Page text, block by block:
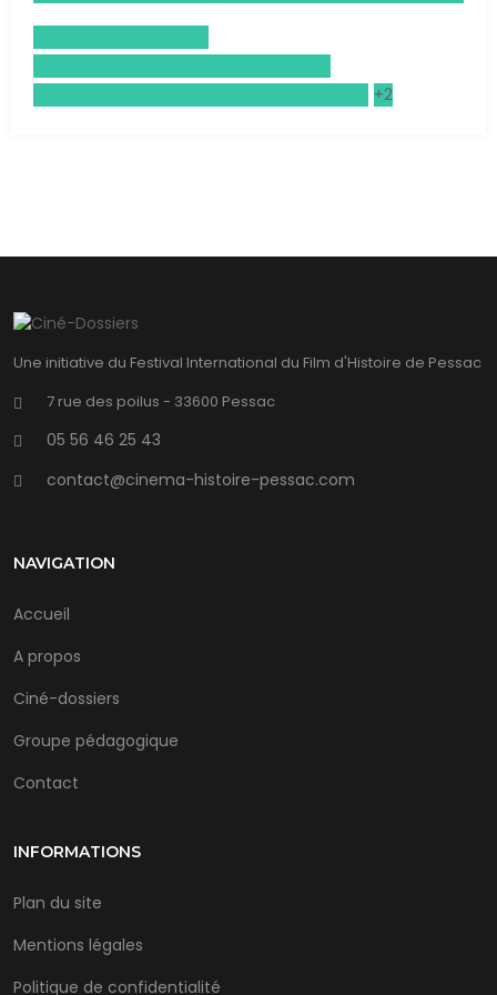
+2
Une initiative du Festival International du Film d'Histoire de Pessac
7 rue des poilus - 33600 Pessac
05 56 46 25 43
contact@cinema-histoire-pessac.com
NAVIGATION
Accueil
A propos
Ciné-dossiers
Groupe pédagogique
Contact
INFORMATIONS
Plan du site
Mentions légales
Politique de confidentialité